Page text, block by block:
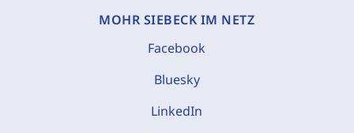
MOHR SIEBECK IM NETZ
Facebook
Bluesky
LinkedIn